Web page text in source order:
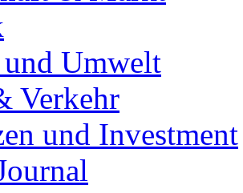
Umwelt
Verkehr
und Investment